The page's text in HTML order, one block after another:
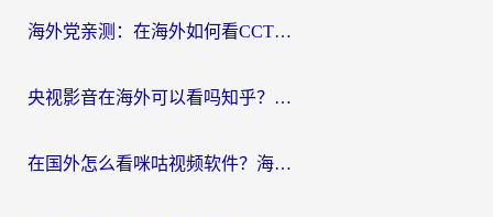
海外党亲测：在海外如何看CCTV？告别“仅限大陆播放”的实用指南
央视影音在海外可以看吗知乎？留学生亲测：3步解决地域限制+追剧自由
在国外怎么看咪咕视频软件？海外党亲测有效的回国加速方案